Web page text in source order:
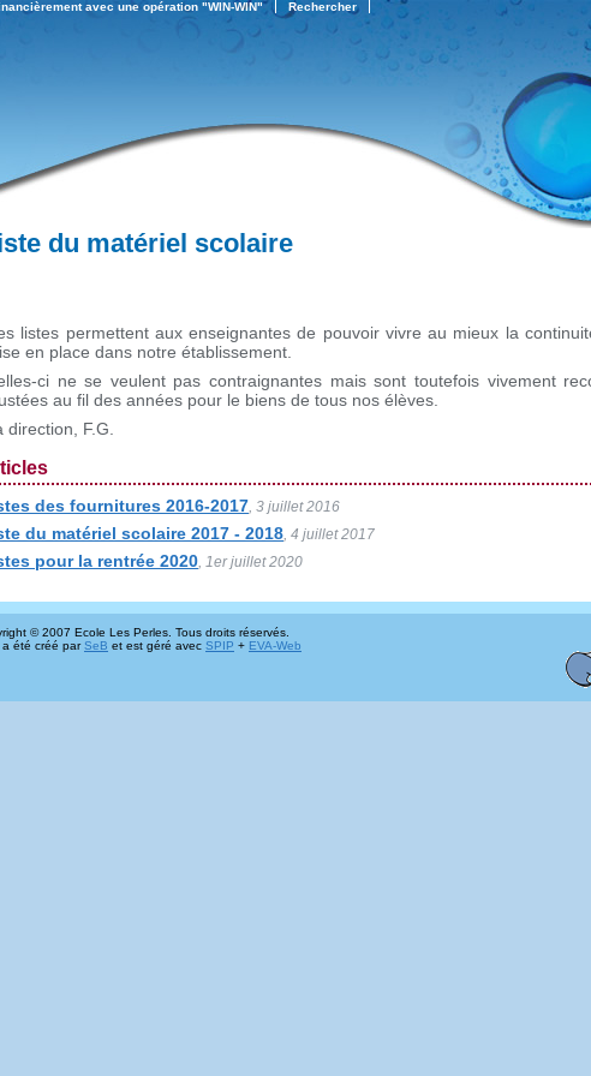
Rechercher
avec une opération "WIN-WIN"
du matériel scolaire
listes permettent aux enseignantes de pouvoir vivre au mieux la
en place dans notre établissement.
ci ne se veulent pas contraignantes mais sont toutefois vivement
au fil des années pour le biens de tous nos élèves.
direction, F.G.
des fournitures 2016-2017, 3 juillet 2016
du matériel scolaire 2017 - 2018, 4 juillet 2017
pour la rentrée 2020, 1er juillet 2020
© 2007 Ecole Les Perles. Tous droits réservés.
a été créé parSeB et est géré avec SPIP + EVA-Web